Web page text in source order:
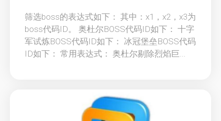
筛选boss的表达式如下： 其中：x1，x2，x3为
boss代码ID。 奥杜尔BOSS代码ID如下： ‌十字
军试炼BOSS代码ID如下： 冰冠堡垒BOSS代码
ID如下： 常用表达式： 奥杜尔剔除烈焰巨...